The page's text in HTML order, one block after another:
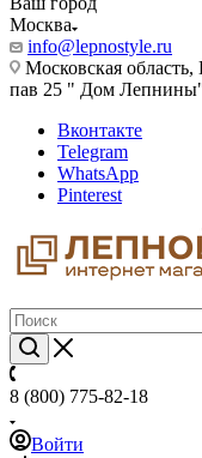
Москва
info@lepnostyle.ru
Московская
пав 25 " Дом
Вконтакте
Telegram
WhatsApp
Pinterest
8 (800) 775-82-18
Войти